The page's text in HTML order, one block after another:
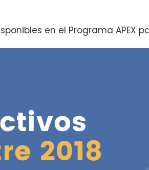
en el Programa APEX